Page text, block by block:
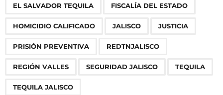
EL SALVADOR TEQUILA FISCALÍA DEL ESTADO
HOMICIDIO CALIFICADO JALISCO JUSTICIA
PRISIÓN PREVENTIVA REDTNJALISCO
REGIÓN VALLES SEGURIDAD JALISCO TEQUILA
TEQUILA JALISCO